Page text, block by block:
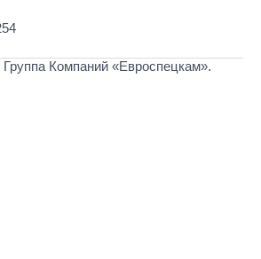
Компаний «Евроспецкам».